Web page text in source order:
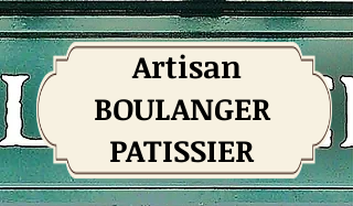
Artisan
BOULANGER
PATISSIER